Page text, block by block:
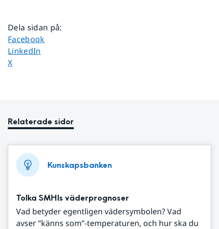
Dela sidan på:
Dela sidan på
Facebook
Dela sidan på
LinkedIn
Dela sidan på
X
Relaterade sidor
Kunskapsbanken
Tolka SMHIs väderprognoser
Vad betyder egentligen vädersymbolen? Vad
avser ”känns som”-temperaturen, och hur ska du